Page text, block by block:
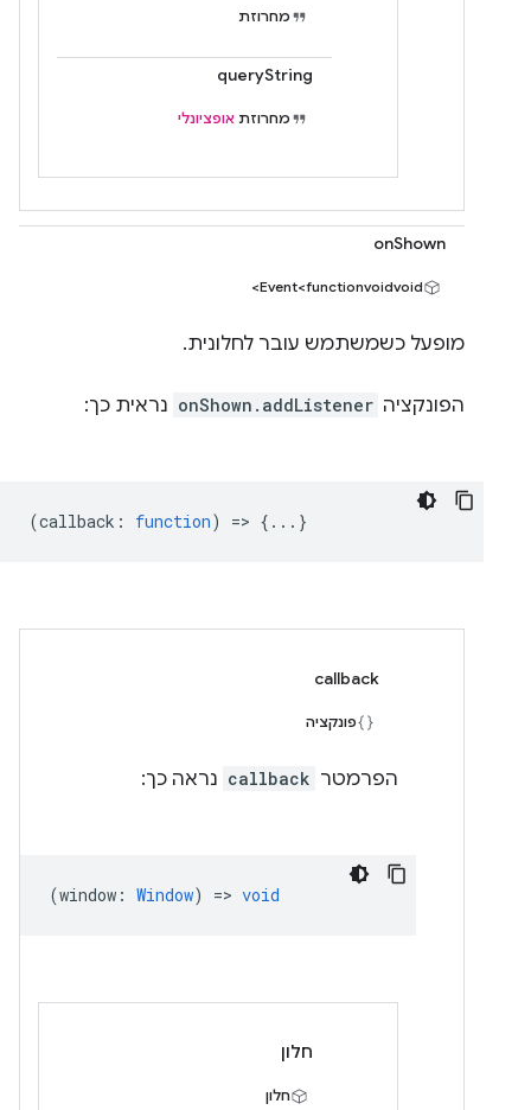
מחרוזת
queryString
מחרוזת אופציונלי
onShown
Event<functionvoidvoid>
מופעל כשמשתמש עובר לחלונית.
הפונקציה onShown.addListener נראית כך:
(callback : function) => {...}
callback
פונקציה
הפרמטר callback נראה כך:
(window : Window) => void
חלון
חלון